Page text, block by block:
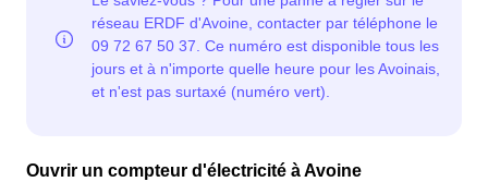
Ouvrir un compteur d'électricité à Avoine